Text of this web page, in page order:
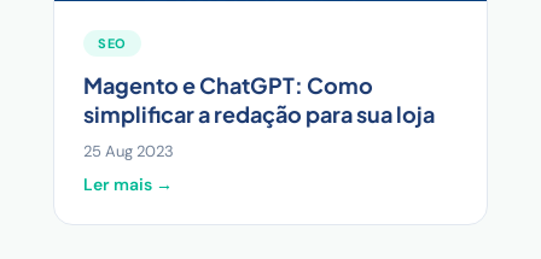
SEO
Magento e ChatGPT: Como
simplificar a redação para sua loja
25 Aug 2023
Ler mais →